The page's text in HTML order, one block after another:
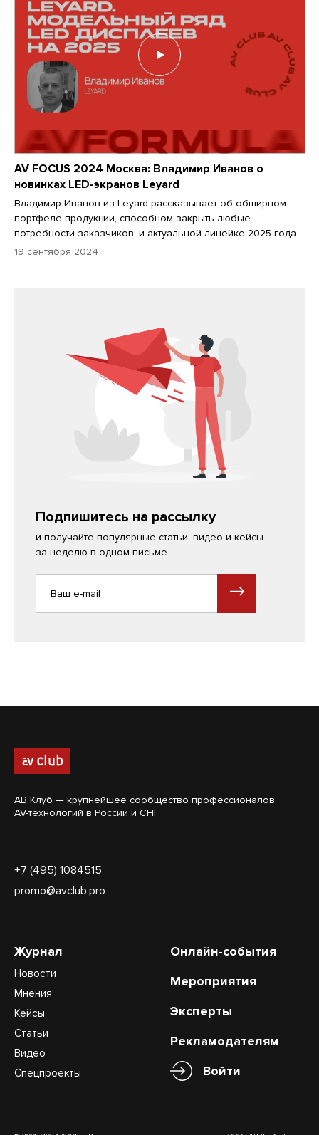
AV FOCUS 2024 Москва: Владимир Иванов о
новинках LED-экранов Leyard
Владимир Иванов из Leyard рассказывает об обширном
портфеле продукции, способном закрыть любые
потребности заказчиков, и актуальной линейке 2025 года.
19 сентября 2024
Подпишитесь на рассылку
и получайте популярные статьи, видео и кейсы
за неделю в одном письме
АВ Клуб — крупнейшее сообщество профессионалов
AV-технологий в России и СНГ
+7 (495) 1084515
promo@avclub.pro
Журнал
Новости
Мнения
Кейсы
Статьи
Видео
Спецпроекты
Онлайн-события
Мероприятия
Эксперты
Рекламодателям
Войти